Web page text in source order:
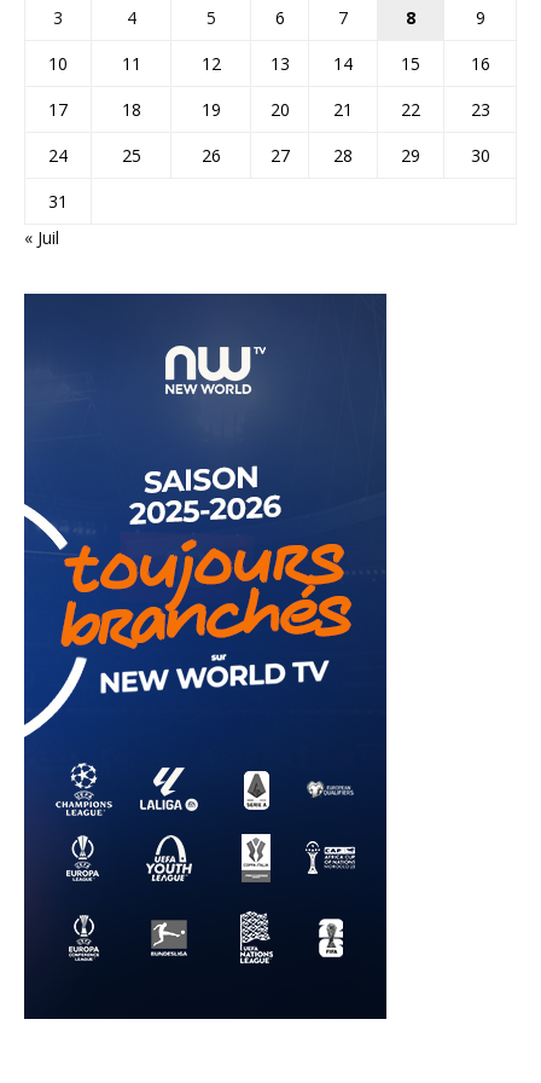
3 4 5 6 7 8
9
10
11 12 13 14 15
16
17
18 19 20 21 22
23
24
25 26 27 28 29
30
31
« Juil